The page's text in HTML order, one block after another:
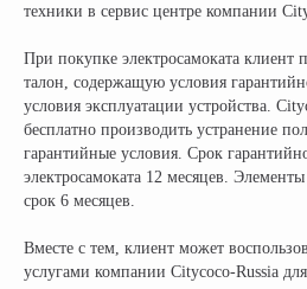
техники в сервис центре компании
При покупке электросамоката клиент
талон, содержащую условия
условия эксплуатации устройства.
бесплатно производить устранение
гарантийные условия. Срок
электросамоката 12 месяцев.
срок 6 месяцев.
Вместе с тем, клиент может
услугами компании Citycoco-Russia